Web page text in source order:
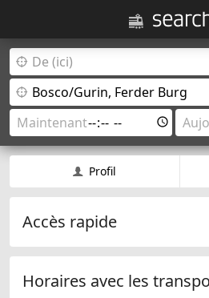
Profil
Accès rapide
Horaires avec les